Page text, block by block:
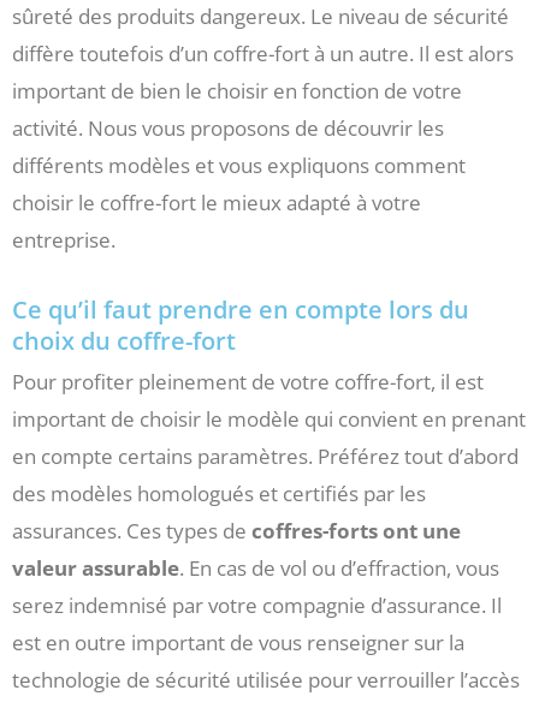
sûreté des produits dangereux. Le niveau de sécurité
diffère toutefois d’un coffre-fort à un autre. Il est alors
important de bien le choisir en fonction de votre
activité. Nous vous proposons de découvrir les
différents modèles et vous expliquons comment
choisir le coffre-fort le mieux adapté à votre
entreprise.
Ce qu’il faut prendre en compte lors du
choix du coffre-fort
Pour profiter pleinement de votre coffre-fort, il est
important de choisir le modèle qui convient en prenant
en compte certains paramètres. Préférez tout d’abord
des modèles homologués et certifiés par les
assurances. Ces types de coffres-forts ont une
valeur assurable. En cas de vol ou d’effraction, vous
serez indemnisé par votre compagnie d’assurance. Il
est en outre important de vous renseigner sur la
technologie de sécurité utilisée pour verrouiller l’accès